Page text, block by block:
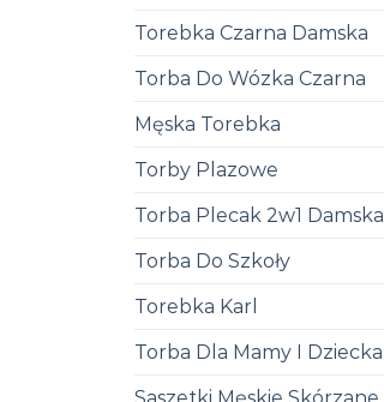
Torebka Czarna Damska
Torba Do Wózka Czarna
Męska Torebka
Torby Plazowe
Torba Plecak 2w1 Damska
Torba Do Szkoły
Torebka Karl
Torba Dla Mamy I Dziecka